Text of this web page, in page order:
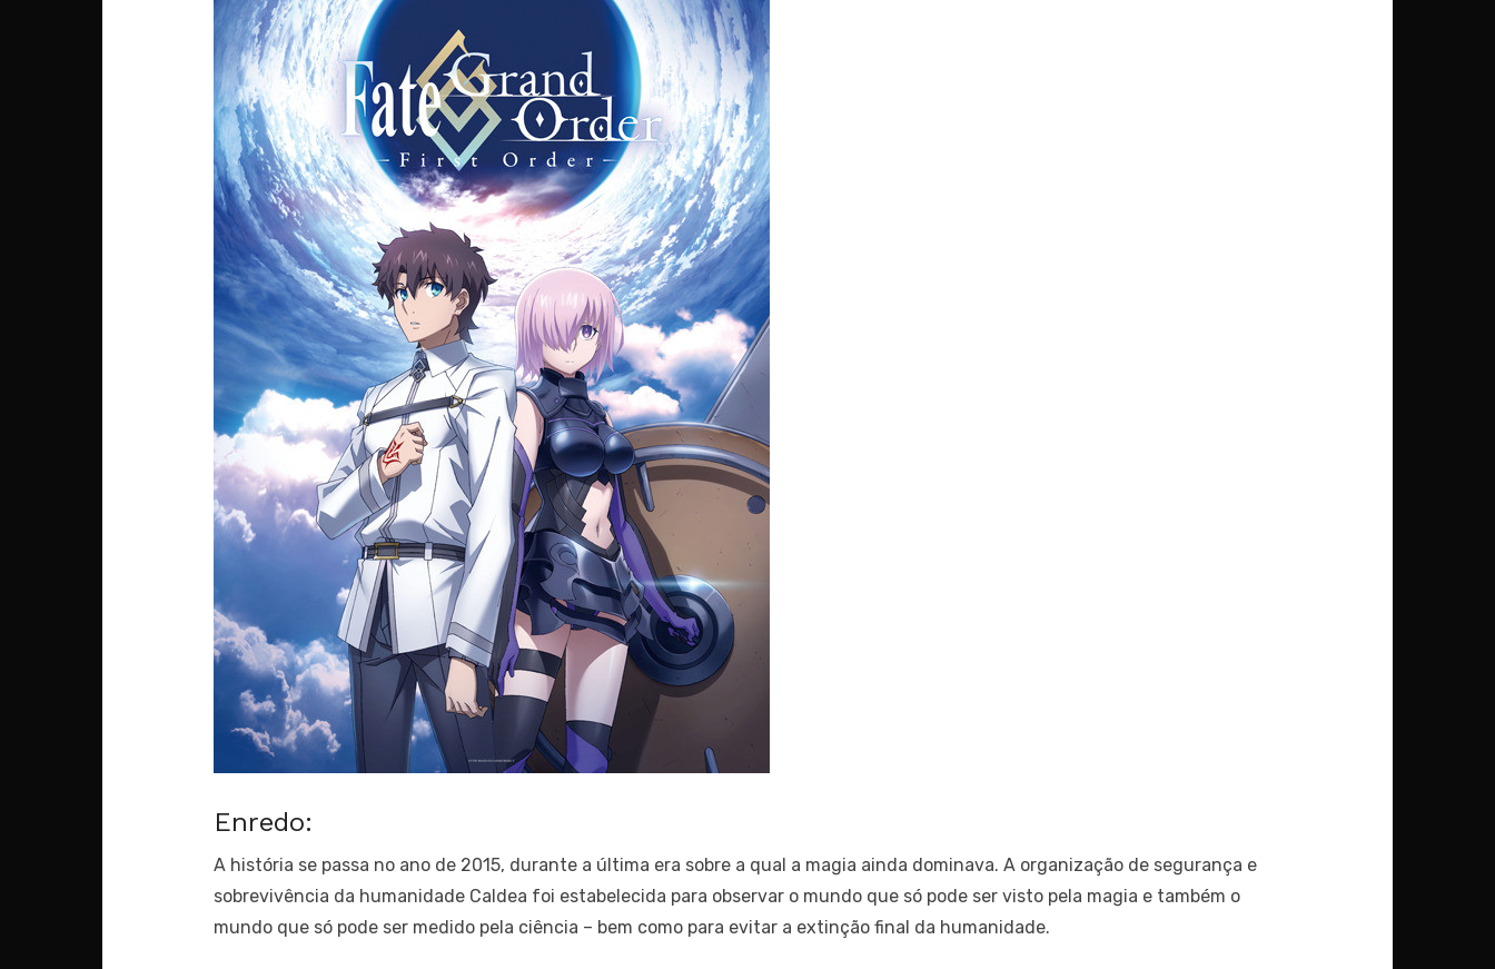
Enredo:
A história se passa no ano de 2015, durante a última era sobre a qual a magia ainda dominava. A organização de segurança e
sobrevivência da humanidade Caldea foi estabelecida para observar o mundo que só pode ser visto pela magia e também o
mundo que só pode ser medido pela ciência – bem como para evitar a extinção final da humanidade.